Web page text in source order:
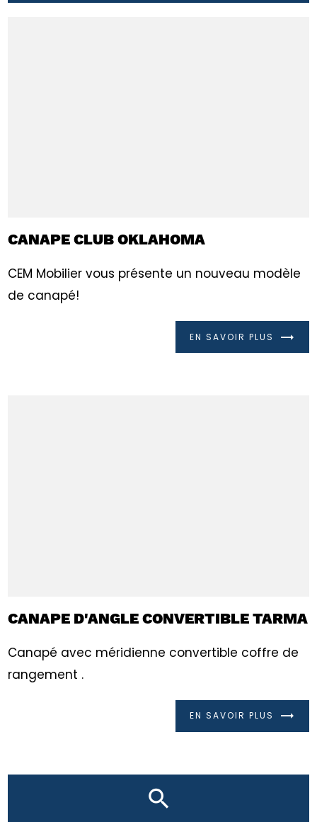
CANAPE CLUB OKLAHOMA
CEM Mobilier vous présente un nouveau modèle
de canapé!
EN SAVOIR PLUS
CANAPE D'ANGLE CONVERTIBLE TARMA
Canapé avec méridienne convertible coffre de
rangement .
EN SAVOIR PLUS